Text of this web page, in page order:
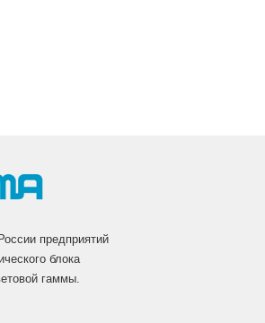
предприятий
блока
гаммы.